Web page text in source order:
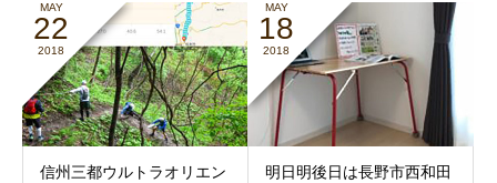
MAY
22
2018
信州三都ウルトラオリエン
MAY
18
2018
明日明後日は長野市西和田